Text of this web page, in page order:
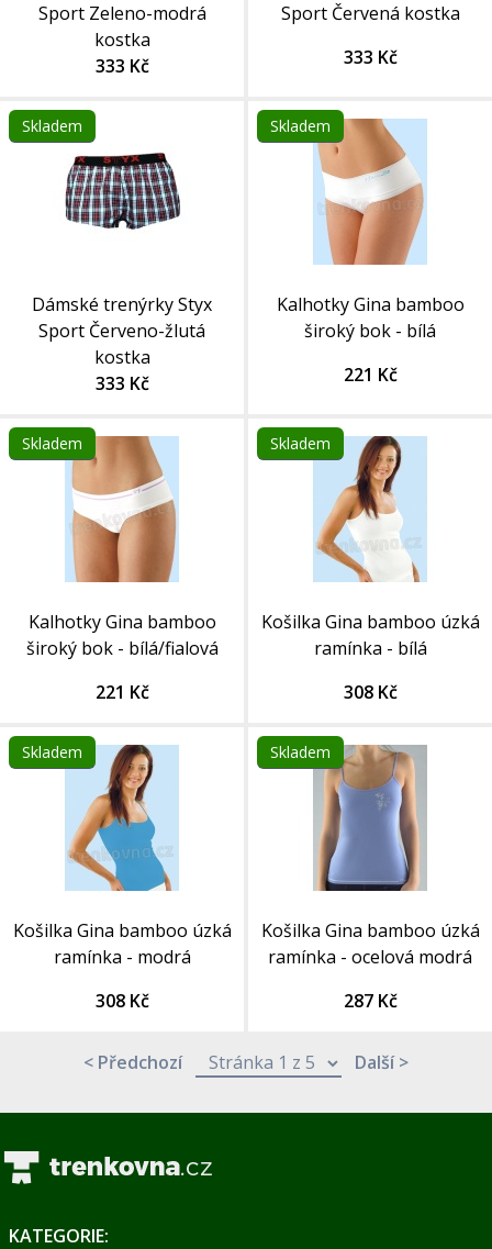
Sport Zeleno-modrá
kostka
333 Kč
Sport Červená kostka
333 Kč
Skladem
Dámské trenýrky Styx
Sport Červeno-žlutá
kostka
333 Kč
Skladem
Kalhotky Gina bamboo
široký bok - bílá
221 Kč
Skladem
Kalhotky Gina bamboo
široký bok - bílá/fialová
221 Kč
Skladem
Košilka Gina bamboo úzká
ramínka - bílá
308 Kč
Skladem
Košilka Gina bamboo úzká
ramínka - modrá
308 Kč
Skladem
Košilka Gina bamboo úzká
ramínka - ocelová modrá
287 Kč
< Předchozí Další >
KATEGORIE: